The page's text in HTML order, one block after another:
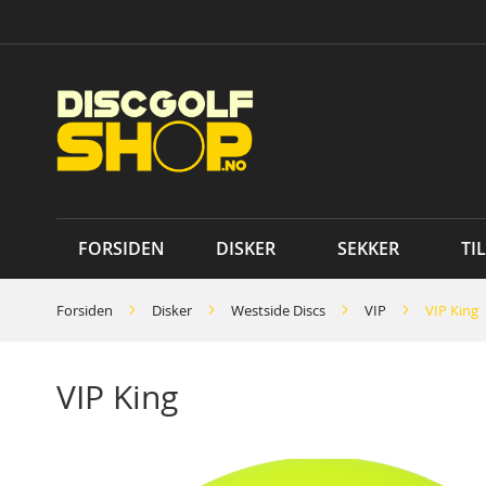
to
FORSIDEN DISKER SEKKER
Forsiden Disker Westside Discs VIP VIP King
VIP King